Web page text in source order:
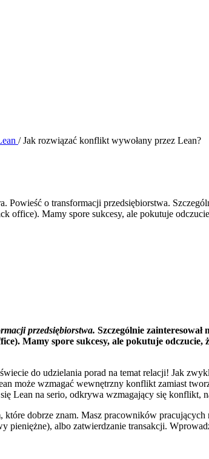
/Jak rozwiązać konflikt wywołany przez Lean?
o transformacji przedsiębiorstwa.
office). Mamy spore sukcesy, ale pokutuje
przedsiębiorstwa. Szczególnie
Mamy spore sukcesy, ale pokutuje
do udzielania porad na temat relacji! Jak
może wzmagać wewnętrzny konflikt zamiast
Lean na serio, odkrywa wzmagający się konflikt,
dobrze znam. Masz pracowników
pieniężne), albo zatwierdzanie transakcji.